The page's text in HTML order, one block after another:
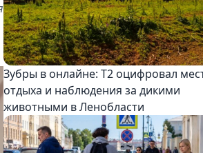
Зубры в онлайне: Т2 оцифровал
отдыха и наблюдения за дикими
животными в Ленобласти